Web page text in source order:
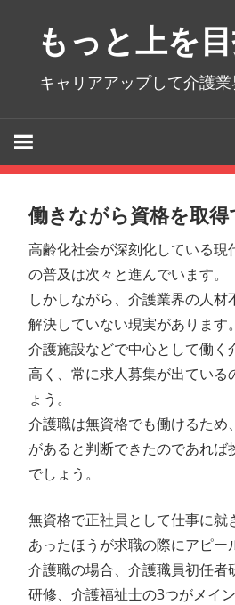
ス
もっと上を
キャリアアップして介護業
働きながら資格を取得
高齢化社会が深刻化している現
の普及は次々と進んでいます。
しかしながら、介護業界の人
解決していない現実があります。
介護施設などで中心として働く
高く、常に求人募集が出ている
ょう。
介護職は無資格でも働けるため
があると判断できたのであれば
でしょう。
無資格で正社員として仕事に就
あったほうが求職の際にアピー
介護職の場合、介護職員初任者
研修、介護福祉士の3つがメイン